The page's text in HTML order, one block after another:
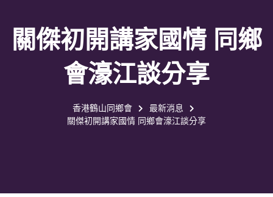
關傑初開講家國情 同鄉
會濠江談分享
香港鶴山同鄉會
最新消息
關傑初開講家國情 同鄉會濠江談分享